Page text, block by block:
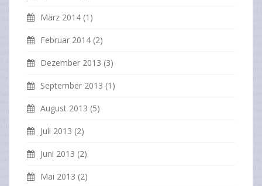
März 2014 (1)
Februar 2014 (2)
Dezember 2013 (3)
September 2013 (1)
August 2013 (5)
Juli 2013 (2)
Juni 2013 (2)
Mai 2013 (2)